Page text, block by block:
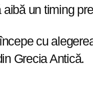
aibă un timing
cu
Grecia Antică.